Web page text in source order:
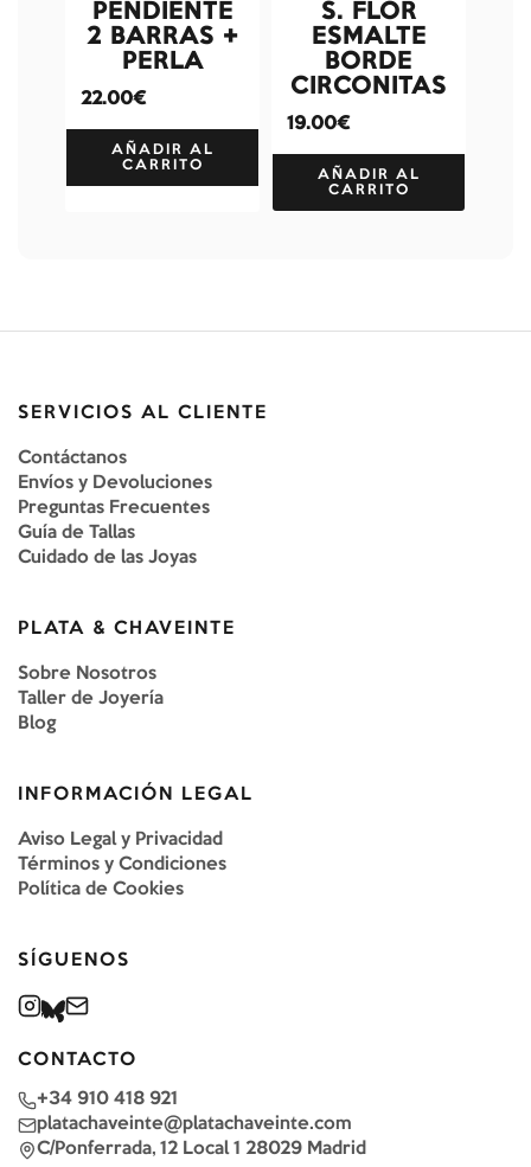
PENDIENTE
2 BARRAS +
PERLA
22.00€
AÑADIR AL
CARRITO
S. FLOR
ESMALTE
BORDE
CIRCONITAS
19.00€
AÑADIR AL
CARRITO
SERVICIOS AL CLIENTE
Contáctanos
Envíos y Devoluciones
Preguntas Frecuentes
Guía de Tallas
Cuidado de las Joyas
PLATA & CHAVEINTE
Sobre Nosotros
Taller de Joyería
Blog
INFORMACIÓN LEGAL
Aviso Legal y Privacidad
Términos y Condiciones
Política de Cookies
SÍGUENOS
CONTACTO
+34 910 418 921
platachaveinte@platachaveinte.com
C/Ponferrada, 12 Local 1 28029 Madrid